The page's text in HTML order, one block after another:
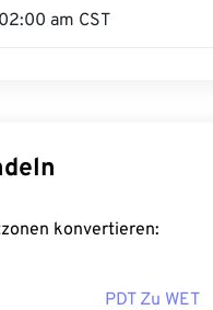
02:00 am CST
konvertieren:
PDT Zu WET